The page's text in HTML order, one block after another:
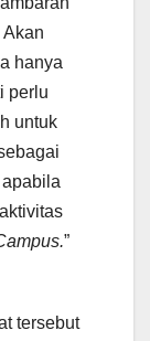
hanya
perlu
untuk
”
tersebut